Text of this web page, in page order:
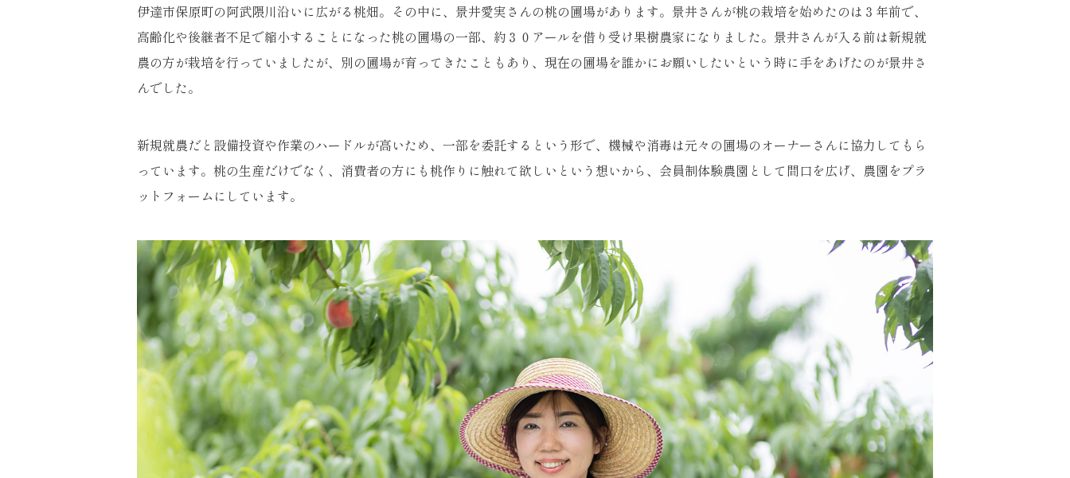
伊達市保原町の阿武隈川沿いに広がる桃畑。その中に、景井愛実さんの桃の圃場があります。景井さんが桃の栽培を始めたのは３年前で、
高齢化や後継者不足で縮小することになった桃の圃場の一部、約３０アールを借り受け果樹農家になりました。景井さんが入る前は新規就
農の方が栽培を行っていましたが、別の圃場が育ってきたこともあり、現在の圃場を誰かにお願いしたいという時に手をあげたのが景井さ
んでした。
新規就農だと設備投資や作業のハードルが高いため、一部を委託するという形で、機械や消毒は元々の圃場のオーナーさんに協力してもら
っています。桃の生産だけでなく、消費者の方にも桃作りに触れて欲しいという想いから、会員制体験農園として間口を広げ、農園をプラ
ットフォームにしています。